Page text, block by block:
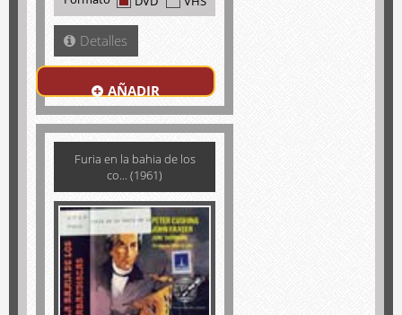
Detalles
AÑADIR
Furia en la bahia de los
co... (1961)